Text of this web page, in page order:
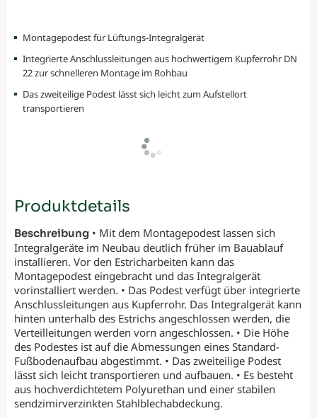
Montagepodest für Lüftungs-Integralgerät
Integrierte Anschlussleitungen aus hochwertigem Kupferrohr DN
22 zur schnelleren Montage im Rohbau
Das zweiteilige Podest lässt sich leicht zum Aufstellort
transportieren
Produktdetails
Beschreibung • Mit dem Montagepodest lassen sich
Integralgeräte im Neubau deutlich früher im Bauablauf
installieren. Vor den Estricharbeiten kann das
Montagepodest eingebracht und das Integralgerät
vorinstalliert werden. • Das Podest verfügt über integrierte
Anschlussleitungen aus Kupferrohr. Das Integralgerät kann
hinten unterhalb des Estrichs angeschlossen werden, die
Verteilleitungen werden vorn angeschlossen. • Die Höhe
des Podestes ist auf die Abmessungen eines Standard-
Fußbodenaufbau abgestimmt. • Das zweiteilige Podest
lässt sich leicht transportieren und aufbauen. • Es besteht
aus hochverdichtetem Polyurethan und einer stabilen
sendzimirverzinkten Stahlblechabdeckung.